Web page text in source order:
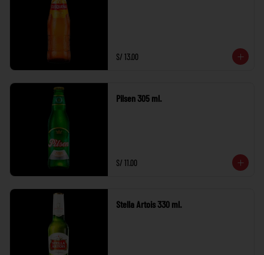
S/ 13.00
Pilsen 305 ml.
S/ 11.00
Stella Artois 330 ml.